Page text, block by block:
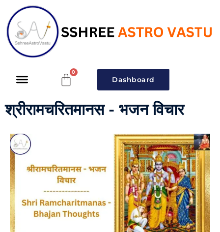
Dashboard
श्रीरामचरितमानस - भजन विचार